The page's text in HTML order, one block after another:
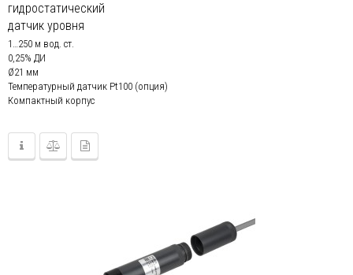
гидростатический
датчик уровня
1…250 м вод. ст.
0,25% ДИ
Ø21 мм
Температурный датчик Pt100 (опция)
Компактный корпус